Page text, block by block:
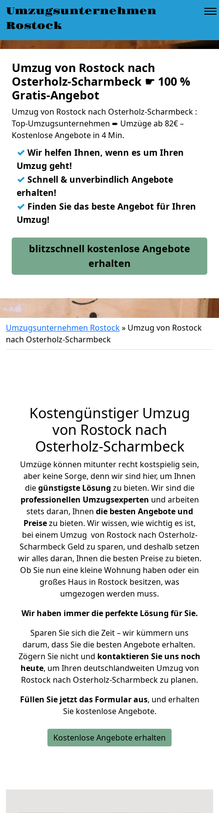
Umzugsunternehmen
Rostock
Umzug von Rostock nach
Osterholz-Scharmbeck ☛ 100 %
Gratis-Angebot
Umzug von Rostock nach Osterholz-Scharmbeck :
Top-Umzugsunternehmen ➨ Umzüge ab 82€ –
Kostenlose Angebote in 4 Min.
✓ Wir helfen Ihnen, wenn es um Ihren
Umzug geht!
✓ Schnell & unverbindlich Angebote
erhalten!
✓ Finden Sie das beste Angebot für Ihren
Umzug!
blitzschnell kostenlose Angebote
erhalten
Umzugsunternehmen Rostock» Umzug von Rostock
nach Osterholz-Scharmbeck
Kostengünstiger Umzug
von Rostock nach
Osterholz-Scharmbeck
Umzüge können mitunter recht kostspielig sein,
aber keine Sorge, denn wir sind hier, um Ihnen
diegünstigste Lösung zu bieten. Wir sind die
professionellen Umzugsexperten und arbeiten
stets daran, Ihnen die besten Angebote und
Preisezu bieten. Wir wissen, wie wichtig es ist,
bei einem Umzug von Rostock nach Osterholz-
Scharmbeck Geld zu sparen, und deshalb setzen
wir alles daran, Ihnen die besten Preise zu bieten.
Ob Sie nun eine kleine Wohnung haben oder ein
großes Haus in Rostock besitzen, was
umgezogen werden muss.
Wir haben immer die perfekte Lösung für Sie.
Sparen Sie sich die Zeit – wir kümmern uns
darum, dass Sie die besten Angebote erhalten.
Zögern Sie nicht und kontaktieren Sie uns noch
heute, um Ihren deutschlandweiten Umzug von
Rostock nach Osterholz-Scharmbeck zu planen.
Füllen Sie jetzt das Formular aus, und erhalten
Sie kostenlose Angebote.
Kostenlose Angebote erhalten